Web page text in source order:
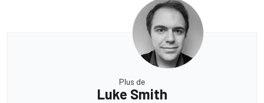
Plus de
Luke Smith